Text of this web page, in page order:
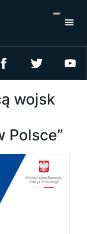
wojsk
Polsce”